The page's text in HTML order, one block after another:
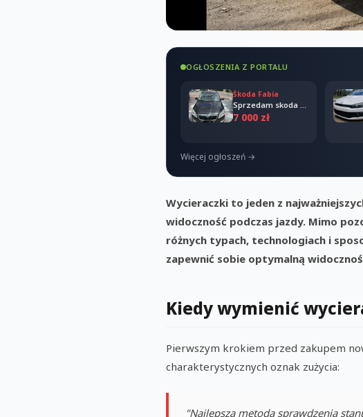
OGŁOSZENIA Z PORTALU
Škoda Fabia
7 000 zł
Więcej ogłoszeń →
Wycieraczki to jeden z
widoczność podczas jazdy. Mimo
różnych typach, technologiach i
zapewnić sobie optymalną
Kiedy wymienić
Pierwszym krokiem przed zakupem
charakterystycznych oznak zużycia:
"Najlepszą metodą sprawdzenia